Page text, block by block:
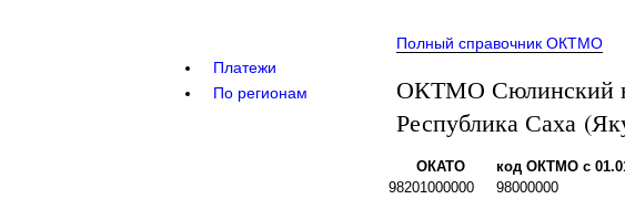
Платежи
По регионам
Полный справочник ОКТМО
ОКТМО Сюлинский
Республика Саха
ОКАТО код ОКТМО с
98201000000
98000000